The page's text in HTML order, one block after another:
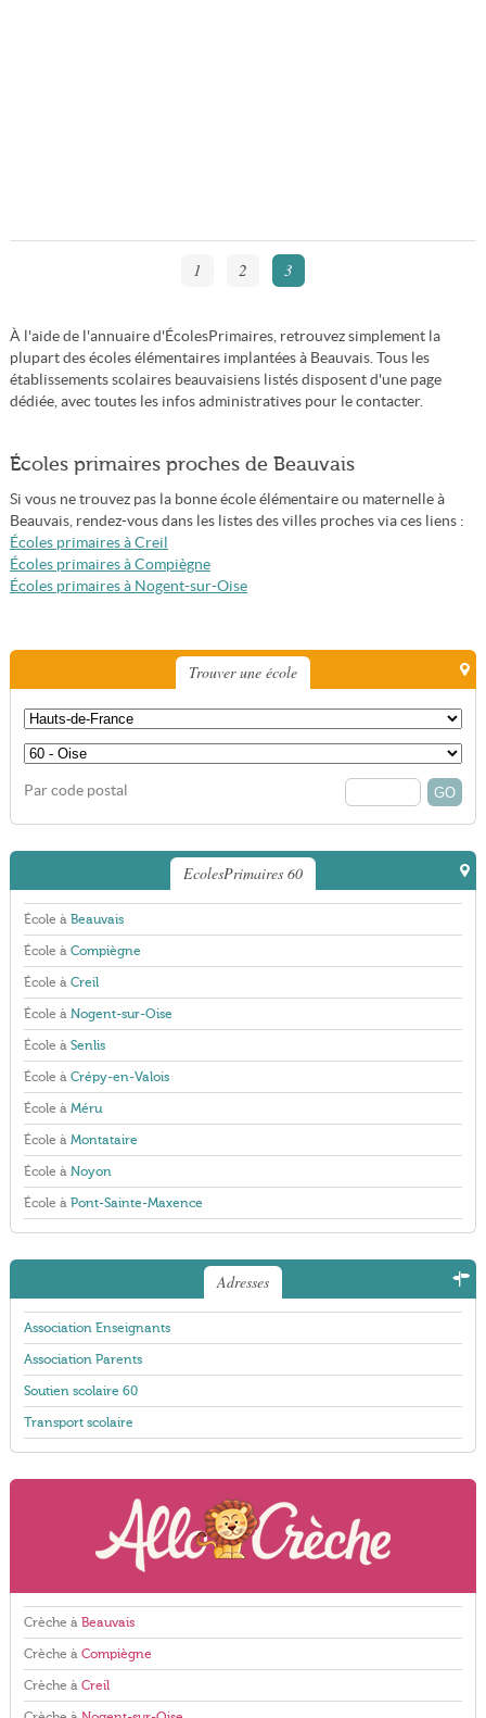
1 2 3
À l'aide de l'annuaire d'ÉcolesPrimaires, retrouvez simplement la
plupart des écoles élémentaires implantées à Beauvais. Tous les
établissements scolaires beauvaisiens listés disposent d'une page
dédiée, avec toutes les infos administratives pour le contacter.
Écoles primaires proches de Beauvais
Si vous ne trouvez pas la bonne école élémentaire ou maternelle à
Beauvais, rendez-vous dans les listes des villes proches via ces liens :
Écoles primaires à Creil
Écoles primaires à Compiègne
Écoles primaires à Nogent-sur-Oise
Trouver une école
Par code postal
EcolesPrimaires 60
École à Beauvais
École à Compiègne
École à Creil
École à Nogent-sur-Oise
École à Senlis
École à Crépy-en-Valois
École à Méru
École à Montataire
École à Noyon
École à Pont-Sainte-Maxence
Adresses
Association Enseignants
Association Parents
Soutien scolaire 60
Transport scolaire
Crèche à Beauvais
Crèche à Compiègne
Crèche à Creil